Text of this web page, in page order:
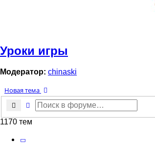
Уроки игры
Модератор: chinaski
Новая тема
Поиск Расширенный поиск
1170 тем
Страница